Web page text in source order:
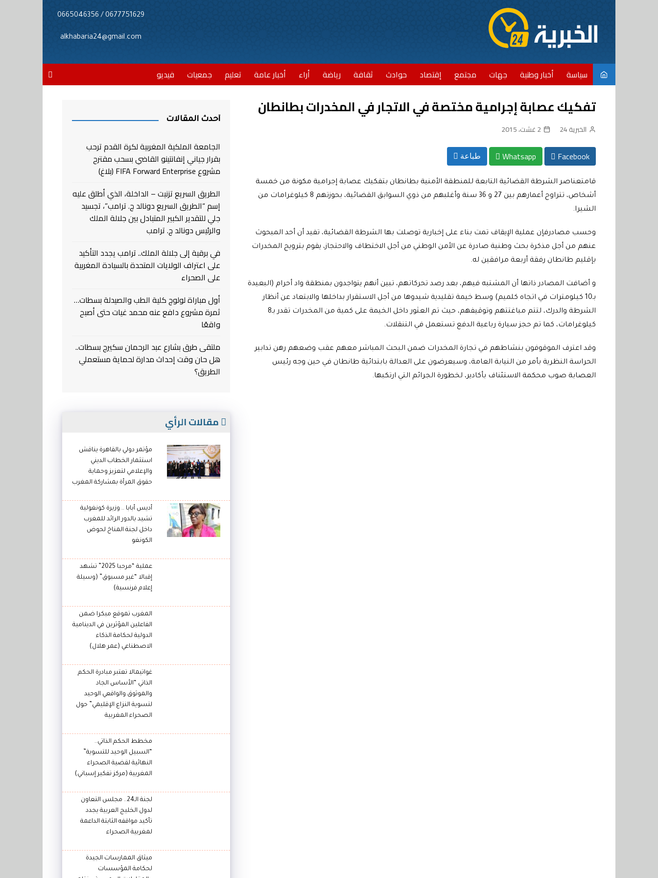
0677751629 / 0665046356
alkhabaria24@gmail.com
سياسة أخبار وطنية جهات مجتمع إقتصاد حوادث ثقافة رياضة أراء أخبار عامة تعليم جمعيات فيديو
تفكيك عصابة إجرامية مختصة في الاتجار في المخدرات بطانطان
الخبرية 24 2 غشت، 2015
Facebook
Whatsapp طباعة
قامتعناصر الشرطة القضائية التابعة للمنطقة الأمنية بطانطان بتفكيك عصابة إجرامية مكونة من خمسة
أشخاص، تتراوح أعمارهم بين 27 و 36 سنة وأغلبهم من ذوي السوابق القضائية، بحوزتهم 8 كيلوغرامات من
الشيرا.
وحسب مصادرفإن عملية الإيقاف تمت بناء على إخبارية توصلت بها الشرطة القضائية، تفيد أن أحد المبحوث
عنهم من أجل مذكرة بحث وطنية صادرة عن الأمن الوطني من أجل الاختطاف والاحتجاز، يقوم بترويج المخدرات
بإقليم طانطان رفقة أربعة مرافقين له.
و أضافت المصادر ذاتها أن المشتبه فيهم، بعد رصد تحركاتهم، تبين أنهم يتواجدون بمنطقة واد أحرام (البعيدة
بـ10 كيلومترات في اتجاه كلميم) وسط خيمة تقليدية شيدوها من أجل الاستقرار بداخلها والابتعاد عن أنظار
الشرطة والدرك، لتتم مباغتتهم وتوقيفهم، حيث تم العثور داخل الخيمة على كمية من المخدرات تقدر بـ8
كيلوغرامات، كما تم حجز سيارة رباعية الدفع تستعمل في التنقلات.
وقد اعترف الموقوفون بنشاطهم في تجارة المخدرات ضمن البحث المباشر معهم عقب وضعهم رهن تدابير
الحراسة النظرية بأمر من النيابة العامة، وسيعرضون على العدالة بابتدائية طانطان في حين وجه رئيس
العصابة صوب محكمة الاستئناف بأكادير، لخطورة الجرائم التي ارتكبها.
أحدث المقالات
الجامعة الملكية المغربية لكرة القدم ترحب
بقرار جياني إنفانتينو القاضي بسحب مقترح
مشروع FIFA Forward Enterprise (بلاغ)
الطريق السريع تزنيت – الداخلة، الذي أطلق عليه
إسم “الطريق السريع دونالد ج. ترامب”، تجسيد
جلي للتقدير الكبير المتبادل بين جلالة الملك
والرئيس دونالد ج. ترامب
في برقية إلى جلالة الملك.. ترامب يجدد التأكيد
على اعتراف الولايات المتحدة بالسيادة المغربية
على الصحراء
أول مباراة لولوج كلية الطب والصيدلة بسطات…
ثمرة مشروع دافع عنه محمد غيات حتى أصبح
واقعًا
ملتقى طرق بشارع عبد الرحمان سكيرج بسطات..
هل حان وقت إحداث مدارة لحماية مستعملي
الطريق؟
مقالات الرأي
مؤتمر دولي بالقاهرة يناقش
استثمار الخطاب الديني
والإعلامي لتعزيز وحماية
حقوق المرأة بمشاركة المغرب
أديس أبابا .. وزيرة كونغولية
تشيد بالدور الرائد للمغرب
داخل لجنة المناخ لحوض
الكونغو
عملية “مرحبا 2025” تشهد
إقبالا “غير مسبوق” (وسيلة
إعلام فرنسية)
المغرب تموقع مبكرا ضمن
الفاعلين المؤثرين في الدينامية
الدولية لحكامة الذكاء
الاصطناعي (عمر هلال)
غواتيمالا تعتبر مبادرة الحكم
الذاتي “الأساس الجاد
والموثوق والواقعي الوحيد
لتسوية النزاع الإقليمي” حول
الصحراء المغربية
مخطط الحكم الذاتي..
“السبيل الوحيد للتسوية”
النهائية لقضية الصحراء
المغربية (مركز تفكير إسباني)
لجنة الـ24.. مجلس التعاون
لدول الخليج العربية يجدد
تأكيد مواقفه الثابتة الداعمة
لمغربية الصحراء
ميثاق الممارسات الجيدة
لحكامة المؤسسات